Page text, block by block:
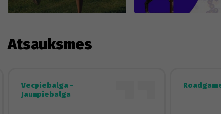
Atsauksmes
Vecpiebalga -
Jaunpiebalga